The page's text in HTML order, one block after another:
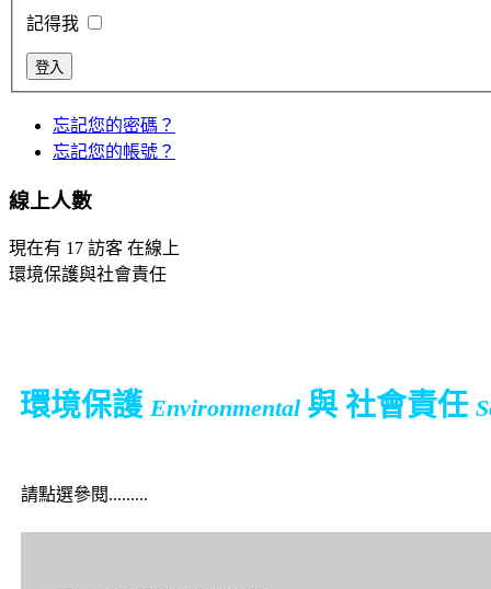
記得我
忘記您的密碼？
忘記您的帳號？
線上人數
現在有 17 訪客 在線上
環境保護與社會責任
環境保護 Environmental 與 社會責任
請點選參閱.........